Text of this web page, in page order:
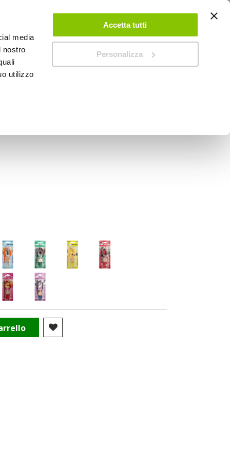
media
nostro
utilizzo
Accetta tutti
Personalizza
ACCEDI CREA UN ACCOUNT CONTATTACI